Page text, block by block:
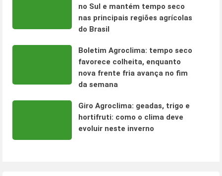
no Sul e mantém tempo seco
nas principais regiões agrícolas
do Brasil
Boletim Agroclima: tempo seco
favorece colheita, enquanto
nova frente fria avança no fim
da semana
Giro Agroclima: geadas, trigo e
hortifruti: como o clima deve
evoluir neste inverno